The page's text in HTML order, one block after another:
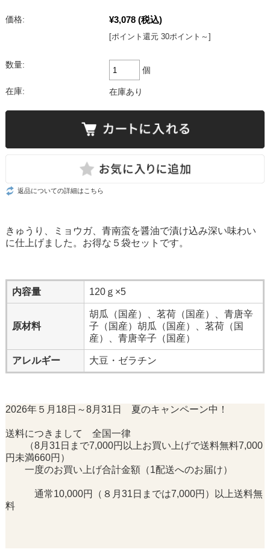
価格: ¥3,078 (税込)
[ポイント還元 30ポイント～]
数量:
個
在庫: 在庫あり
返品についての詳細はこちら
きゅうり、ミョウガ、青南蛮を醤油で漬け込み深い味わい
に仕上げました。お得な５袋セットです。
内容量 120ｇ×5
原材料
胡瓜（国産）、茗荷（国産）、青唐辛
子（国産）胡瓜（国産）、茗荷（国
産）、青唐辛子（国産）
アレルギー 大豆・ゼラチン
2026年５月18日～8月31日 夏のキャンペーン中！
送料につきまして 全国一律
（8月31日まで7,000円以上お買い上げで送料無料7,000
円未満660円）
一度のお買い上げ合計金額（1配送へのお届け）
通常10,000円（８月31日までは7,000円）以上送料無
料